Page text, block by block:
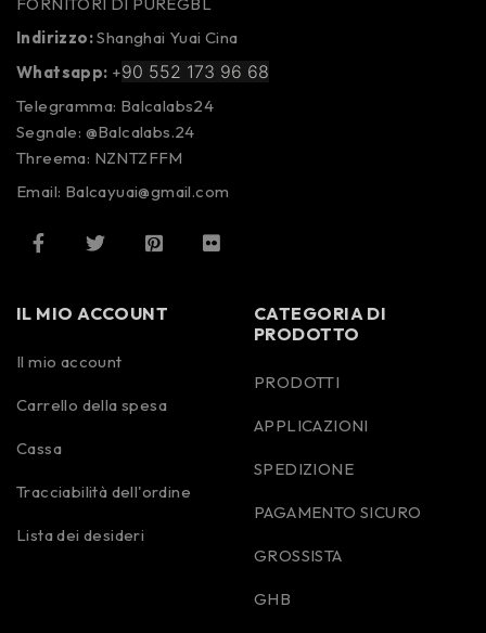
Indirizzo:Shanghai Yuai Cina
Whatsapp: +90 552 173 96 68
Telegramma: Balcalabs24
Segnale: @Balcalabs.24
Threema: NZNTZFFM
Email: Balcayuai@gmail.com
IL MIO ACCOUNT
Il mio account
Carrello della spesa
Cassa
Tracciabilità dell'ordine
Lista dei desideri
CATEGORIA DI
PRODOTTO
PRODOTTI
APPLICAZIONI
SPEDIZIONE
PAGAMENTO SICURO
GROSSISTA
GHB